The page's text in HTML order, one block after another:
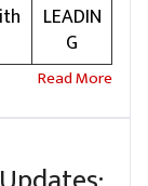
LEADIN
G